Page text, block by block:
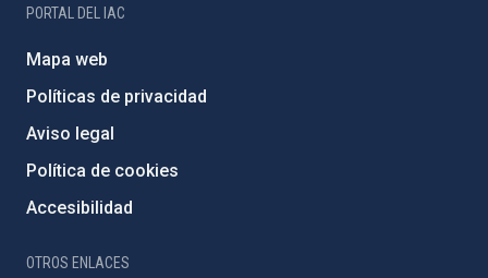
PORTAL DEL IAC
Mapa web
Políticas de privacidad
Aviso legal
Política de cookies
Accesibilidad
OTROS ENLACES